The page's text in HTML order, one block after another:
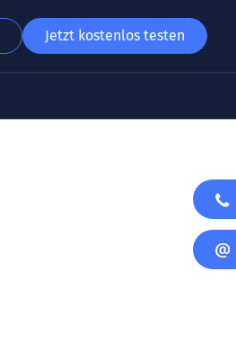
Jetzt kostenlos testen